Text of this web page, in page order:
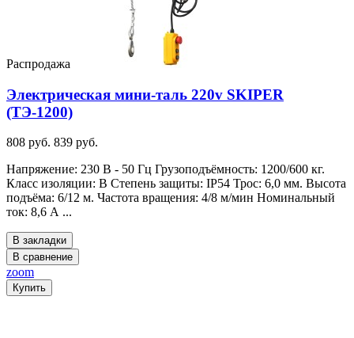
Распродажа
Электрическая мини-таль 220v SKIPER
(ТЭ-1200)
808 руб. 839 руб.
Напряжение: 230 В - 50 Гц Грузоподъёмность: 1200/600 кг.
Класс изоляции: B Степень защиты: IP54 Трос: 6,0 мм. Высота
подъёма: 6/12 м. Частота вращения: 4/8 м/мин Номинальный
ток: 8,6 А ...
В закладки
В сравнение
zoom
Купить